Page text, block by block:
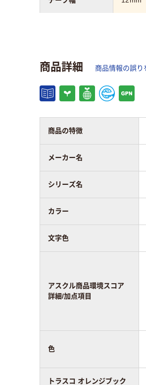
65
スコア
商品詳細 商品情報の誤り
商品の特徴
メーカー名
シリーズ名
カラー
文字色
アスクル商品環境スコア
詳細/加点項目
色
トラスコ オレンジブック